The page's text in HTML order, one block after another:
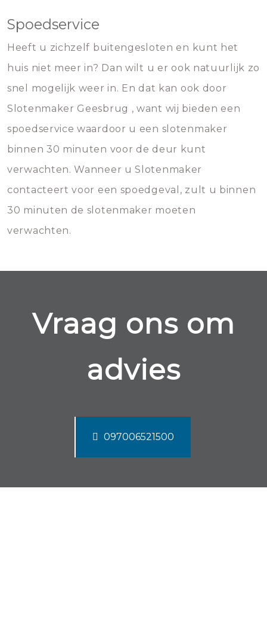
Spoedservice
Heeft u zichzelf buitengesloten en kunt het
huis niet meer in? Dan wilt u er ook natuurlijk zo
snel mogelijk weer in. En dat kan ook door
Slotenmaker Geesbrug , want wij bieden een
spoedservice waardoor u een slotenmaker
binnen 30 minuten voor de deur kunt
verwachten. Wanneer u Slotenmaker
contacteert voor een spoedgeval, zult u binnen
30 minuten de slotenmaker moeten
verwachten.
Vraag ons om
advies
097006521500